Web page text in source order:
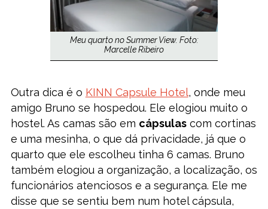
Meu quarto no Summer View. Foto:
Marcelle Ribeiro
Outra dica é o KINN Capsule Hotel, onde meu
amigo Bruno se hospedou. Ele elogiou muito o
hostel. As camas são em cápsulascom cortinas
e uma mesinha, o que dá privacidade, já que o
quarto que ele escolheu tinha 6 camas. Bruno
também elogiou a organização, a localização, os
funcionários atenciosos e a segurança. Ele me
disse que se sentiu bem num hotel cápsula,